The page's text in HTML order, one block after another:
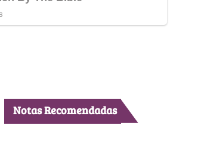
Notas Recomendadas